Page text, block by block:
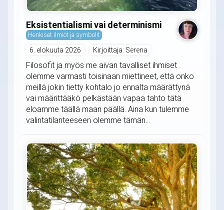
Eksistentialismi vai determinismi
Henkiset ilmiöt ja symbolit
6. elokuuta 2026 Kirjoittaja: Serena
Filosofit ja myös me aivan tavalliset ihmiset
olemme varmasti toisinaan miettineet, että onko
meillä jokin tietty kohtalo jo ennalta määrättynä
vai määrittääkö pelkästään vapaa tahto tätä
eloamme täällä maan päällä. Aina kun tulemme
valintatilanteeseen olemme tämän...